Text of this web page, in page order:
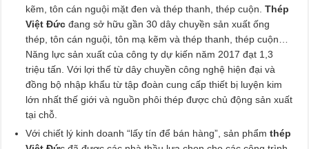
kẽm, tôn cán nguội mặt đen và thép thanh, thép cuộn.Thép
Việt Đức đang sở hữu gần 30 dây chuyền sản xuất ống
thép, tôn cán nguội, tôn mạ kẽm và thép thanh, thép cuộn…
Năng lực sản xuất của công ty dự kiến năm 2017 đạt 1,3
triệu tấn. Với lợi thế từ dây chuyền công nghệ hiện đại và
đồng bộ nhập khẩu từ tập đoàn cung cấp thiết bị luyện kim
lớn nhất thế giới và nguồn phôi thép được chủ động sản xuất
tại chỗ.
Với chiết lý kinh doanh “lấy tín để bán hàng”, sản phẩmthép